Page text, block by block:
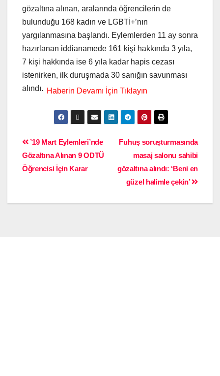
gözaltına alınan, aralarında öğrencilerin de
bulunduğu 168 kadın ve LGBTİ+’nın
yargılanmasına başlandı. Eylemlerden 11 ay sonra
hazırlanan iddianamede 161 kişi hakkında 3 yıla,
7 kişi hakkında ise 6 yıla kadar hapis cezası
istenirken, ilk duruşmada 30 sanığın savunması
alındı.
Fuhuş soruşturmasında
masaj salonu sahibi
gözaltına alındı: ‘Beni en
güzel halimle çekin’
’19 Mart Eylemleri’nde
Gözaltına Alınan 9 ODTÜ
Öğrencisi İçin Karar